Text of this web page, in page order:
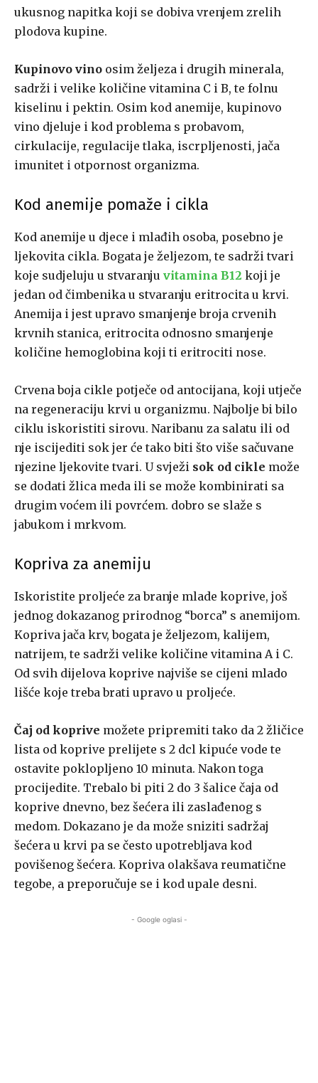
ukusnog napitka koji se dobiva vrenjem zrelih
plodova kupine.
Kupinovo vino osim željeza i drugih minerala,
sadrži i velike količine vitamina C i B, te folnu
kiselinu i pektin. Osim kod anemije, kupinovo
vino djeluje i kod problema s probavom,
cirkulacije, regulacije tlaka, iscrpljenosti, jača
imunitet i otpornost organizma.
Kod anemije pomaže i cikla
Kod anemije u djece i mlađih osoba, posebno je
ljekovita cikla. Bogata je željezom, te sadrži tvari
koje sudjeluju u stvaranju vitamina B12 koji je
jedan od čimbenika u stvaranju eritrocita u krvi.
Anemija i jest upravo smanjenje broja crvenih
krvnih stanica, eritrocita odnosno smanjenje
količine hemoglobina koji ti eritrociti nose.
Crvena boja cikle potječe od antocijana, koji utječe
na regeneraciju krvi u organizmu. Najbolje bi bilo
ciklu iskoristiti sirovu. Naribanu za salatu ili od
nje iscijediti sok jer će tako biti što više sačuvane
njezine ljekovite tvari. U svježi sok od cikle može
se dodati žlica meda ili se može kombinirati sa
drugim voćem ili povrćem. dobro se slaže s
jabukom i mrkvom.
Kopriva za anemiju
Iskoristite proljeće za branje mlade koprive, još
jednog dokazanog prirodnog “borca” s anemijom.
Kopriva jača krv, bogata je željezom, kalijem,
natrijem, te sadrži velike količine vitamina A i C.
Od svih dijelova koprive najviše se cijeni mlado
lišće koje treba brati upravo u proljeće.
Čaj od koprive možete pripremiti tako da 2 žličice
lista od koprive prelijete s 2 dcl kipuće vode te
ostavite poklopljeno 10 minuta. Nakon toga
procijedite. Trebalo bi piti 2 do 3 šalice čaja od
koprive dnevno, bez šećera ili zaslađenog s
medom. Dokazano je da može sniziti sadržaj
šećera u krvi pa se često upotrebljava kod
povišenog šećera. Kopriva olakšava reumatične
tegobe, a preporučuje se i kod upale desni.
- Google oglasi -